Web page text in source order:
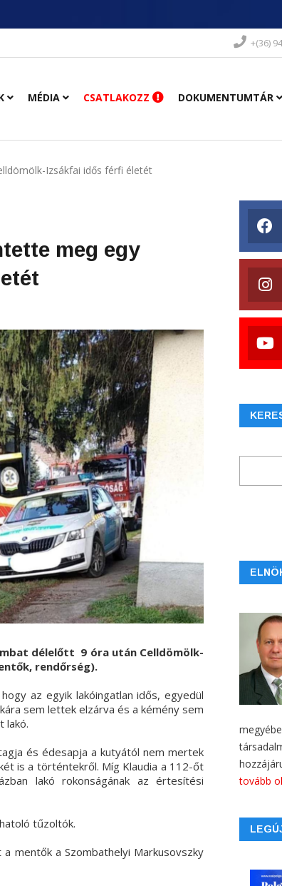
+(36)
MÉDIA CSATLAKOZZ DOKUMENTUMTÁR
Izsákfai idős férfi életét
meg egy
délelőtt 9 óra után Celldömölk-
rendőrség).
az egyik lakóingatlan idős, egyedül
sem lettek elzárva és a kémény sem
lakó.
és édesapja a kutyától nem mertek
is a történtekről. Míg Klaudia a 112-őt
lakó rokonságának az értesítési
tűzoltók.
mentők a Szombathelyi Markusovszky
tovább